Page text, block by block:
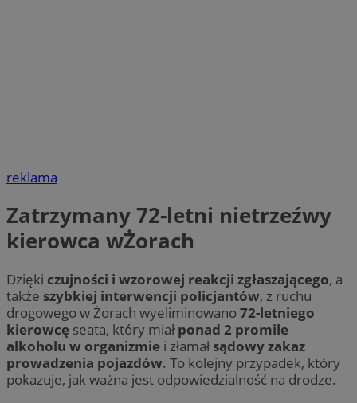
reklama
Zatrzymany 72-letni nietrzeźwy
kierowca wŻorach
Dzięki czujności i wzorowej reakcji zgłaszającego, a
także szybkiej interwencji policjantów, z ruchu
drogowego w Żorach wyeliminowano72-letniego
kierowcę seata, który miałponad 2 promile
alkoholu w organizmie i złamałsądowy zakaz
prowadzenia pojazdów. To kolejny przypadek, który
pokazuje, jak ważna jest odpowiedzialność na drodze.